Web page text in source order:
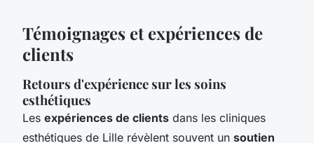
Témoignages et expériences de
clients
Retours d'expérience sur les soins
esthétiques
Les expériences de clients dans les cliniques
esthétiques de Lille révèlent souvent un soutien